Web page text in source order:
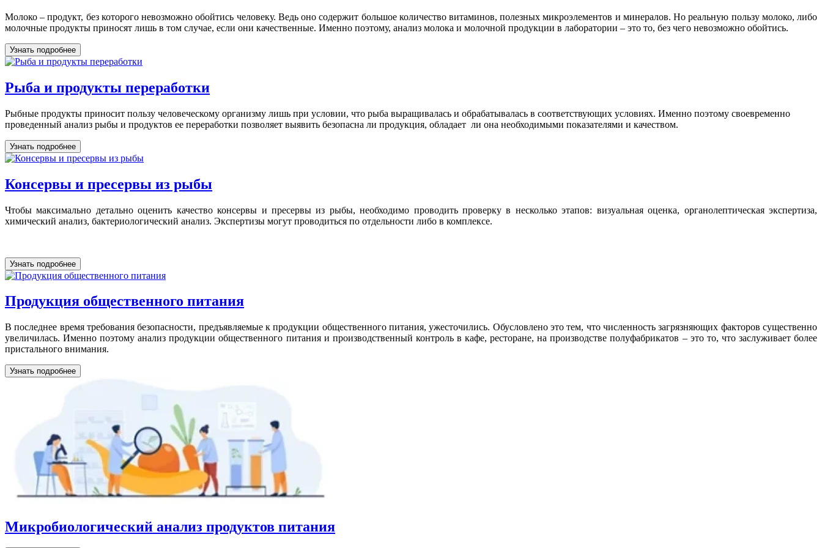
Молоко – продукт, без которого невозможно обойтись человеку. Ведь оно содержит большое количество витаминов, полезных микроэлементов и минералов. Но реальную пользу молоко, либо
молочные продукты приносят лишь в том случае, если они качественные. Именно поэтому, анализ молока и молочной продукции в лаборатории – это то, без чего невозможно обойтись.
Узнать подробнее
Рыба и продукты переработки
Рыбные продукты приносит пользу человеческому организму лишь при условии, что рыба выращивалась и обрабатывалась в соответствующих условиях. Именно поэтому своевременно
проведенный анализ рыбы и продуктов ее переработки позволяет выявить безопасна ли продукция, обладает ли она необходимыми показателями и качеством.
Узнать подробнее
Консервы и пресервы из рыбы
Чтобы максимально детально оценить качество консервы и пресервы из рыбы, необходимо проводить проверку в несколько этапов: визуальная оценка, органолептическая экспертиза,
химический анализ, бактериологический анализ. Экспертизы могут проводиться по отдельности либо в комплексе.
Узнать подробнее
Продукция общественного питания
В последнее время требования безопасности, предъявляемые к продукции общественного питания, ужесточились. Обусловлено это тем, что численность загрязняющих факторов существенно
увеличилась. Именно поэтому анализ продукции общественного питания и производственный контроль в кафе, ресторане, на производстве полуфабрикатов – это то, что заслуживает более
пристального внимания.
Узнать подробнее
Микробиологический анализ продуктов питания